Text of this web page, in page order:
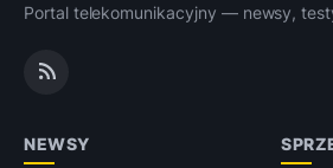
Portal telekomunikacyjny — newsy,
NEWSY